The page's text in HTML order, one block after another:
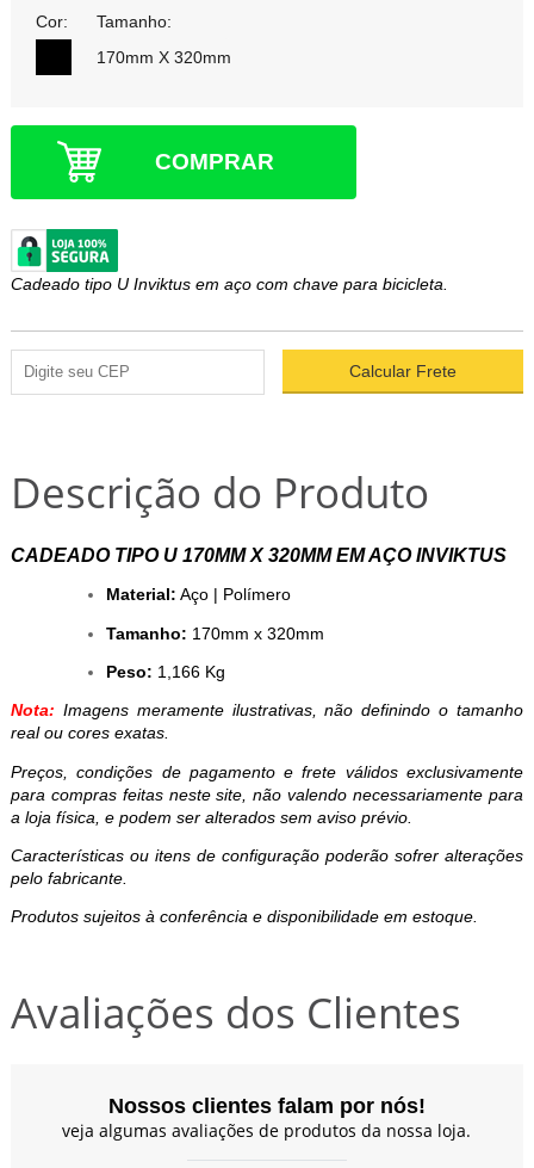
Cor:
Tamanho:
170mm X 320mm
COMPRAR
Cadeado tipo U Inviktus em aço com chave para bicicleta.
Descrição do Produto
CADEADO TIPO U 170MM X 320MM EM AÇO INVIKTUS
Material: Aço | Polímero
Tamanho: 170mm x 320mm
Peso: 1,166 Kg
Nota: Imagens meramente ilustrativas, não definindo o tamanho
real ou cores exatas.
Preços, condições de pagamento e frete válidos exclusivamente
para compras feitas neste site, não valendo necessariamente para
a loja física, e podem ser alterados sem aviso prévio.
Características ou itens de configuração poderão sofrer alterações
pelo fabricante.
Produtos sujeitos à conferência e disponibilidade em estoque.
Avaliações dos Clientes
Nossos clientes falam por nós!
veja algumas avaliações de produtos da nossa loja.